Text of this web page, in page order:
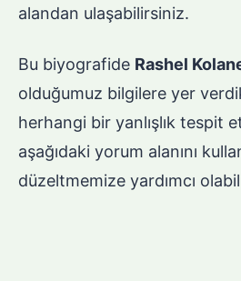
alandan ulaşabilirsiniz.
Bu biyografide Rashel
olduğumuz bilgilere yer
herhangi bir yanlışlık tespit
aşağıdaki yorum alanını
düzeltmemize yardımcı